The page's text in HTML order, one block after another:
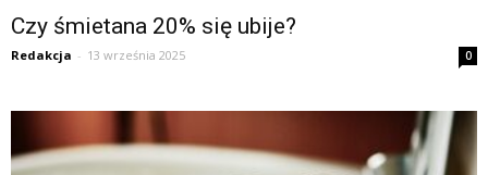
Czy śmietana 20% się ubije?
Redakcja - 13 września 2025 0